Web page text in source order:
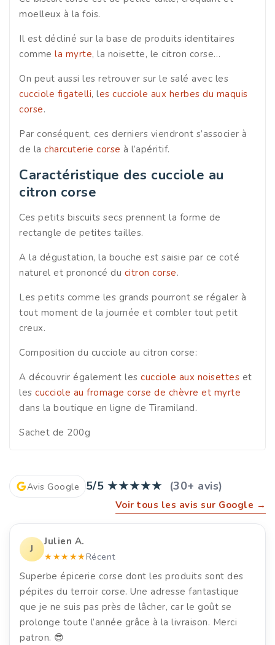
moelleux à la fois.
Il est décliné sur la base de produits identitaires
comme la myrte, la noisette, le citron corse…
On peut aussi les retrouver sur le salé avec les
cucciole figatelli, les cucciole aux herbes du maquis
corse.
Par conséquent, ces derniers viendront s’associer à
de la charcuterie corse à l’apéritif.
Caractéristique des cucciole au
citron corse
Ces petits biscuits secs prennent la forme de
rectangle de petites tailles.
A la dégustation, la bouche est saisie par ce coté
naturel et prononcé du citron corse.
Les petits comme les grands pourront se régaler à
tout moment de la journée et combler tout petit
creux.
Composition du cucciole au citron corse:
A découvrir également les cucciole aux noisettes et
les cucciole au fromage corse de chèvre et myrte
dans la boutique en ligne de Tiramiland.
Sachet de 200g
Avis Google 5/5 ★★★★★ (30+ avis)
Voir tous les avis sur Google →
J
Julien A.
★★★★★Récent
Superbe épicerie corse dont les produits sont des
pépites du terroir corse. Une adresse fantastique
que je ne suis pas près de lâcher, car le goût se
prolonge toute l’année grâce à la livraison. Merci
patron. 😎